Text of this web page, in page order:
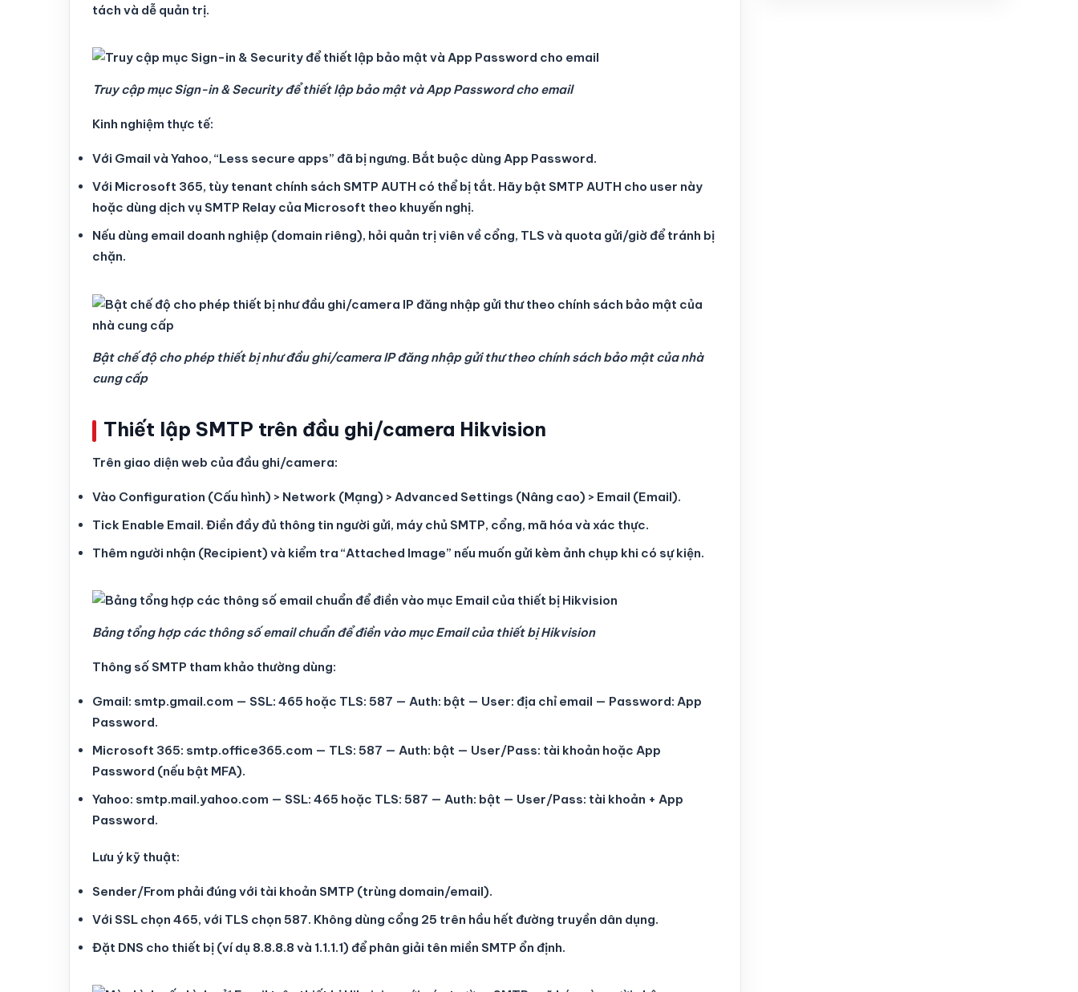
tách và dễ quản trị.
Truy cập mục Sign-in & Security để thiết lập bảo mật và App Password cho email
Kinh nghiệm thực tế:
Với Gmail và Yahoo, “Less secure apps” đã bị ngưng. Bắt buộc dùng App Password.
Với Microsoft 365, tùy tenant chính sách SMTP AUTH có thể bị tắt. Hãy bật SMTP AUTH cho user này
hoặc dùng dịch vụ SMTP Relay của Microsoft theo khuyến nghị.
Nếu dùng email doanh nghiệp (domain riêng), hỏi quản trị viên về cổng, TLS và quota gửi/giờ để tránh bị
chặn.
Bật chế độ cho phép thiết bị như đầu ghi/camera IP đăng nhập gửi thư theo chính sách bảo mật của nhà
cung cấp
Thiết lập SMTP trên đầu ghi/camera Hikvision
Trên giao diện web của đầu ghi/camera:
Vào Configuration (Cấu hình) > Network (Mạng) > Advanced Settings (Nâng cao) > Email (Email).
Tick Enable Email. Điền đầy đủ thông tin người gửi, máy chủ SMTP, cổng, mã hóa và xác thực.
Thêm người nhận (Recipient) và kiểm tra “Attached Image” nếu muốn gửi kèm ảnh chụp khi có sự kiện.
Bảng tổng hợp các thông số email chuẩn để điền vào mục Email của thiết bị Hikvision
Thông số SMTP tham khảo thường dùng:
Gmail: smtp.gmail.com — SSL: 465 hoặc TLS: 587 — Auth: bật — User: địa chỉ email — Password: App
Password.
Microsoft 365: smtp.office365.com — TLS: 587 — Auth: bật — User/Pass: tài khoản hoặc App
Password (nếu bật MFA).
Yahoo: smtp.mail.yahoo.com — SSL: 465 hoặc TLS: 587 — Auth: bật — User/Pass: tài khoản + App
Password.
Lưu ý kỹ thuật:
Sender/From phải đúng với tài khoản SMTP (trùng domain/email).
Với SSL chọn 465, với TLS chọn 587. Không dùng cổng 25 trên hầu hết đường truyền dân dụng.
Đặt DNS cho thiết bị (ví dụ 8.8.8.8 và 1.1.1.1) để phân giải tên miền SMTP ổn định.